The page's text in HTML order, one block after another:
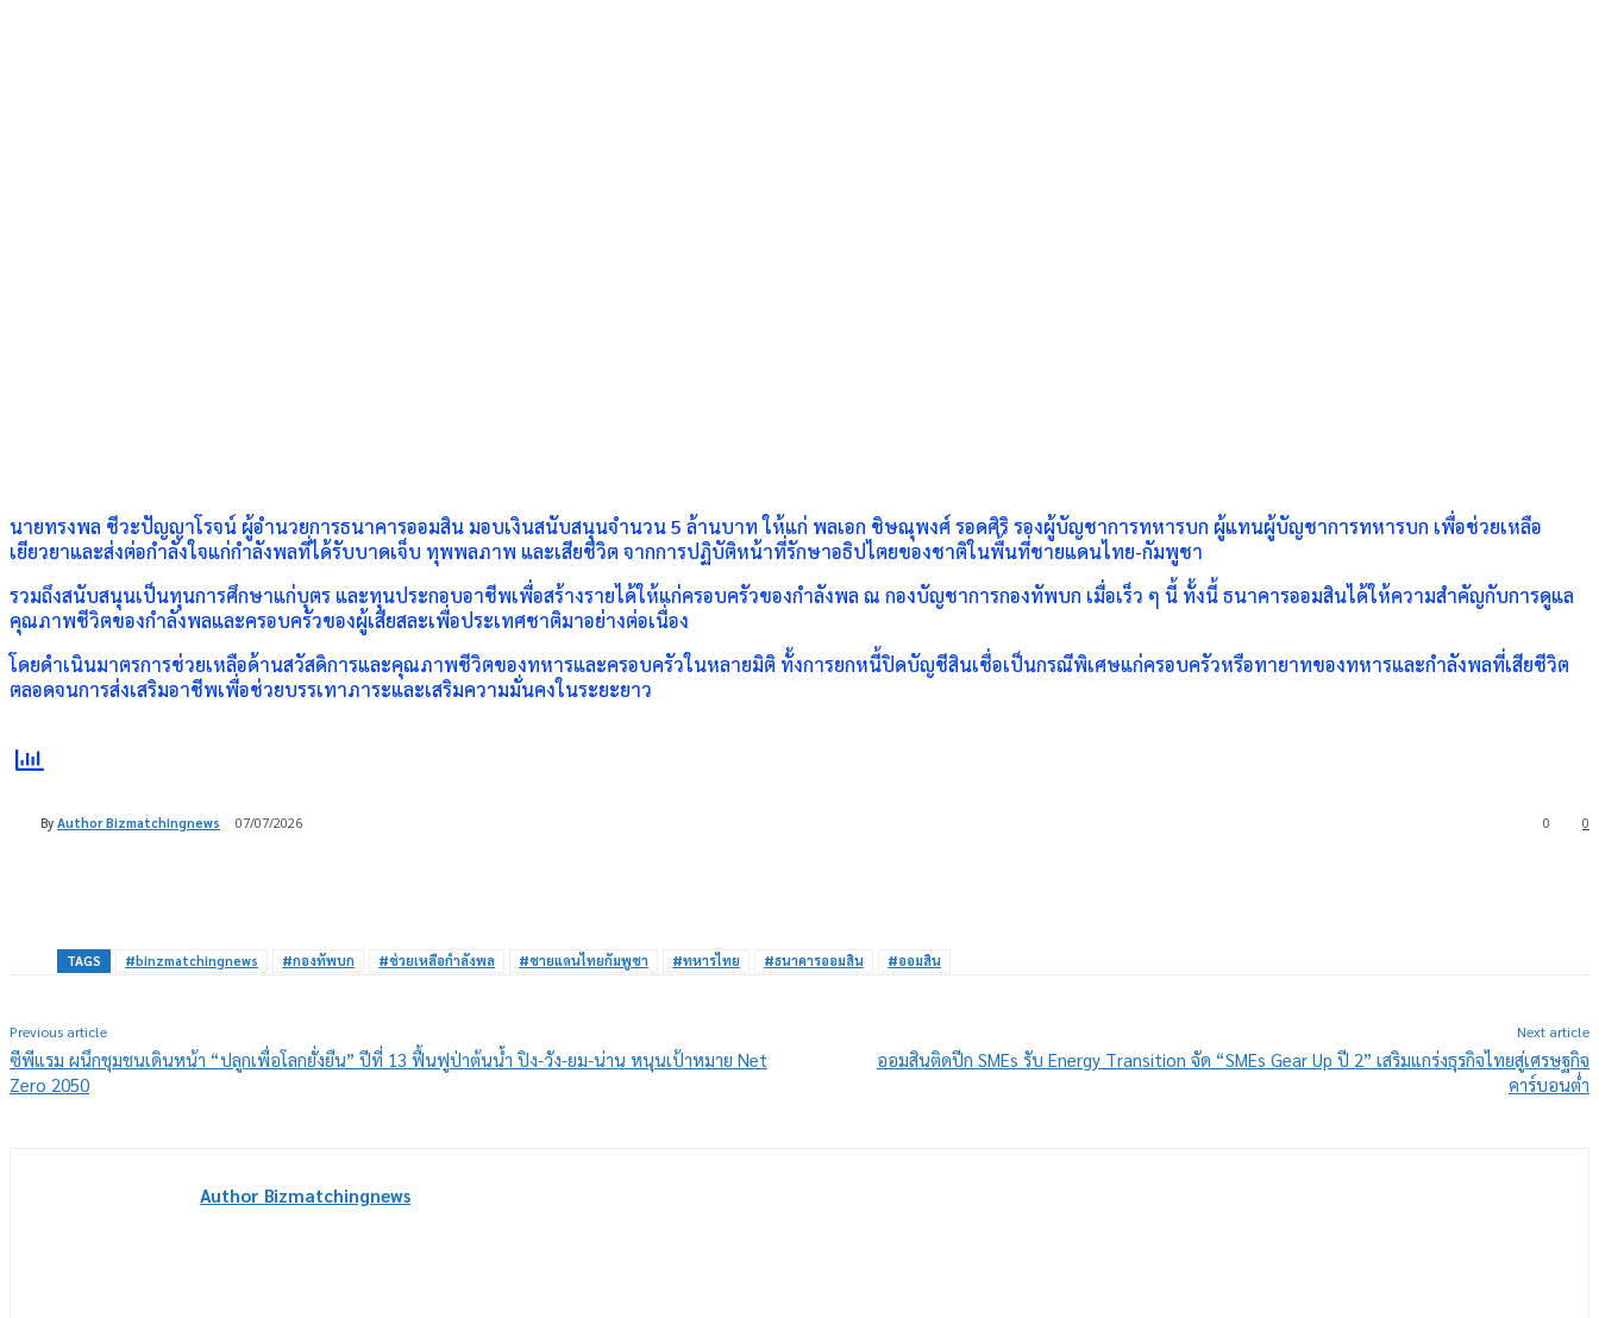
นายทรงพล ชีวะปัญญาโรจน์ ผู้อำนวยการธนาคารออมสิน มอบเงินสนับสนุนจำนวน 5 ล้านบาท ให้แก่ พลเอก ชิษณุพงศ์ รอดศิริ รองผู้บัญชาการทหารบก ผู้แทนผู้บัญชาการทหารบก เพื่อช่วยเหลือ
เยียวยาและส่งต่อกำลังใจแก่กำลังพลที่ได้รับบาดเจ็บ ทุพพลภาพ และเสียชีวิต จากการปฏิบัติหน้าที่รักษาอธิปไตยของชาติในพื้นที่ชายแดนไทย-กัมพูชา
รวมถึงสนับสนุนเป็นทุนการศึกษาแก่บุตร และทุนประกอบอาชีพเพื่อสร้างรายได้ให้แก่ครอบครัวของกำลังพล ณ กองบัญชาการกองทัพบก เมื่อเร็ว ๆ นี้ ทั้งนี้ ธนาคารออมสินได้ให้ความสำคัญกับการดูแล
คุณภาพชีวิตของกำลังพลและครอบครัวของผู้เสียสละเพื่อประเทศชาติมาอย่างต่อเนื่อง
โดยดำเนินมาตรการช่วยเหลือด้านสวัสดิการและคุณภาพชีวิตของทหารและครอบครัวในหลายมิติ ทั้งการยกหนี้ปิดบัญชีสินเชื่อเป็นกรณีพิเศษแก่ครอบครัวหรือทายาทของทหารและกำลังพลที่เสียชีวิต
ตลอดจนการส่งเสริมอาชีพเพื่อช่วยบรรเทาภาระและเสริมความมั่นคงในระยะยาว
By Author Bizmatchingnews 07/07/2026 0
0
TAGS #binzmatchingnews #กองทัพบก #ช่วยเหลือกำลังพล #ชายแดนไทยกัมพูชา #ทหารไทย #ธนาคารออมสิน #ออมสิน
Previous article
ซีพีแรม ผนึกชุมชนเดินหน้า “ปลูกเพื่อโลกยั่งยืน” ปีที่ 13 ฟื้นฟูป่าต้นน้ำ ปิง-วัง-ยม-น่าน หนุนเป้าหมาย Net
Zero 2050
Next article
ออมสินติดปีก SMEs รับ Energy Transition จัด “SMEs Gear Up ปี 2” เสริมแกร่งธุรกิจไทยสู่เศรษฐกิจ
คาร์บอนต่ำ
Author Bizmatchingnews